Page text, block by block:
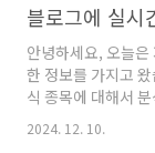
안녕하세요, 오늘은
한 정보를 가지고
식 종목에 대해서
요. 최근 미국 주식
하던 중 주식 차트
2024. 12. 10.